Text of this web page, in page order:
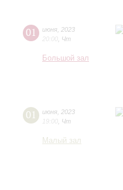
01 июня 2023
20:00 Чт
Большой зал
01 июня 2023
19:00 Чт
Малый зал